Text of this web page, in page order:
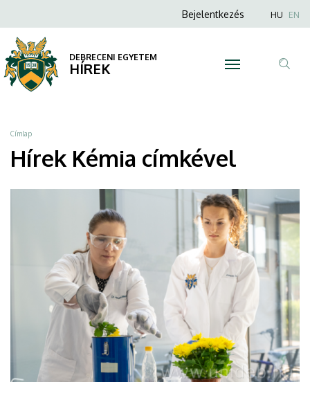
DEBRECENI
EGYETEM
a
tartalomra
Anonim
menüje
Bejelentkezés HU EN
DEBRECENI EGYETEM
HÍREK
Morzsa
Címlap
Hírek Kémia címkével